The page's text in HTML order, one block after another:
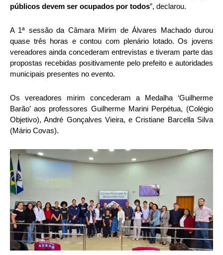
públicos devem ser ocupados por todos”, declarou.
A 1ª sessão da Câmara Mirim de Álvares Machado durou
quase três horas e contou com plenário lotado. Os jovens
vereadores ainda concederam entrevistas e tiveram parte das
propostas recebidas positivamente pelo prefeito e autoridades
municipais presentes no evento.
Os vereadores mirim concederam a Medalha ‘Guilherme
Barão’ aos professores Guilherme Marini Perpétua, (Colégio
Objetivo), André Gonçalves Vieira, e Cristiane Barcella Silva
(Mário Covas).